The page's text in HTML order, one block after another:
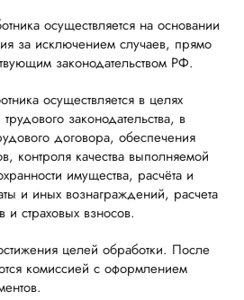
осуществляется на основании
за исключением случаев, прямо
законодательством РФ.
осуществляется в целях
законодательства, в
договора, обеспечения
контроля качества выполняемой
имущества, расчёта и
и иных вознаграждений, расчета
и страховых взносов.
целей обработки. После
комиссией с оформлением